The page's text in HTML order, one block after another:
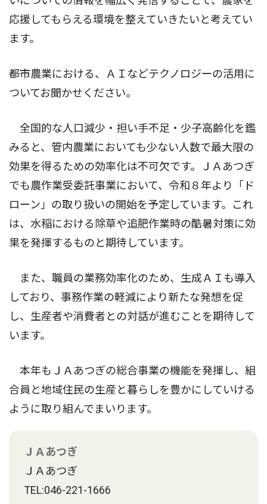
応援してもらえる環境を整えていきたいと考えてい
ます。
――都市農業における、ＡＩなどテクノロジーの活用に
ついてお聞かせください。
全国的な人口減少・担い手不足・少子高齢化を鑑
みると、管内農業においても少ない人数で最大限の
効果を得るための効率化は不可欠です。ＪＡあつぎ
でも農作業受委託事業において、令和８年より「ド
ローン」の取り扱いの開始を予定しています。これ
は、水稲における除草や追肥作業時の酷暑対策に効
果を発揮するものと期待しています。
また、職員の業務効率化のため、生成ＡＩも導入
しており、事務作業の軽減により新たな発想を促
し、生産者や消費者との対話が進むことを期待して
います。
本年もＪＡあつぎの総合事業の機能を発揮し、組
合員と地域住民の生産と暮らしを豊かにしていける
ように取り組んでまいります。
ＪＡあつぎ
ＪＡあつぎ
TEL:046-221-1666